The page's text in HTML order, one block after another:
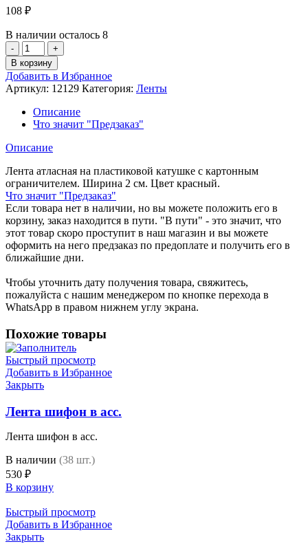
108 ₽
В наличии осталось 8
Количество
товара
Лента
однотонная
2
см
красный
В корзину
Добавить в Избранное
Артикул: 12129 Категория: Ленты
Описание
Что значит "Предзаказ"
Описание
Лента атласная на пластиковой катушке с картонным
ограничителем. Ширина 2 см. Цвет красный.
Что значит "Предзаказ"
Если товара нет в наличии, но вы можете положить его в
корзину, заказ находится в пути. "В пути" - это значит, что
этот товар скоро проступит в наш магазин и вы можете
оформить на него предзаказ по предоплате и получить его в
ближайшие дни.
Чтобы уточнить дату получения товара, свяжитесь,
пожалуйста с нашим менеджером по кнопке перехода в
WhatsApp в правом нижнем углу экрана.
Похожие товары
Быстрый просмотр
Добавить в Избранное
Закрыть
Лента шифон в асс.
Лента шифон в асс.
В наличии (38 шт.)
530 ₽
В корзину
Быстрый просмотр
Добавить в Избранное
Закрыть